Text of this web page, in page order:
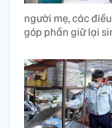
người mẹ, các
góp phần giữ lại